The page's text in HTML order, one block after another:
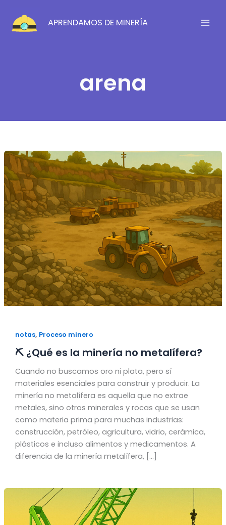
contenido
APRENDAMOS DE MINERÍA
arena
notas, Proceso minero
⛏️ ¿Qué es la minería no metalífera?
Cuando no buscamos oro ni plata, pero sí
materiales esenciales para construir y producir. La
minería no metalífera es aquella que no extrae
metales, sino otros minerales y rocas que se usan
como materia prima para muchas industrias:
construcción, petróleo, agricultura, vidrio, cerámica,
plásticos e incluso alimentos y medicamentos. A
diferencia de la minería metalífera, […]